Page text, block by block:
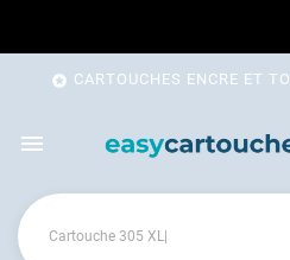
 CARTOUCHES ENCRE ET
